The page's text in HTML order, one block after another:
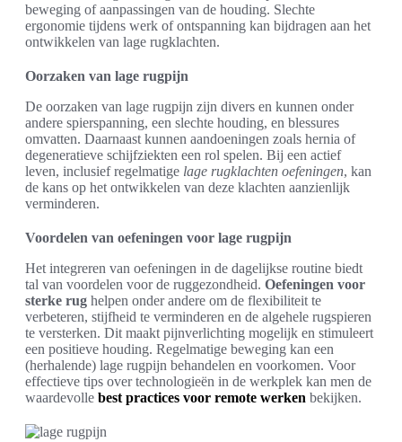
beweging of aanpassingen van de houding. Slechte
ergonomie tijdens werk of ontspanning kan bijdragen aan het
ontwikkelen van lage rugklachten.
Oorzaken van lage rugpijn
De oorzaken van lage rugpijn zijn divers en kunnen onder
andere spierspanning, een slechte houding, en blessures
omvatten. Daarnaast kunnen aandoeningen zoals hernia of
degeneratieve schijfziekten een rol spelen. Bij een actief
leven, inclusief regelmatige lage rugklachten oefeningen, kan
de kans op het ontwikkelen van deze klachten aanzienlijk
verminderen.
Voordelen van oefeningen voor lage rugpijn
Het integreren van oefeningen in de dagelijkse routine biedt
tal van voordelen voor de ruggezondheid. Oefeningen voor
sterke rug helpen onder andere om de flexibiliteit te
verbeteren, stijfheid te verminderen en de algehele rugspieren
te versterken. Dit maakt pijnverlichting mogelijk en stimuleert
een positieve houding. Regelmatige beweging kan een
(herhalende) lage rugpijn behandelen en voorkomen. Voor
effectieve tips over technologieën in de werkplek kan men de
waardevolle best practices voor remote werken bekijken.